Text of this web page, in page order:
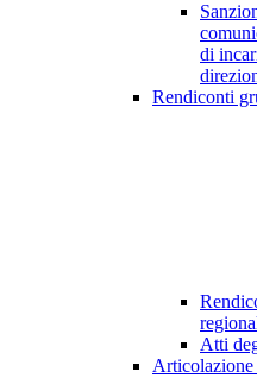
di
Rendiconti
Atti